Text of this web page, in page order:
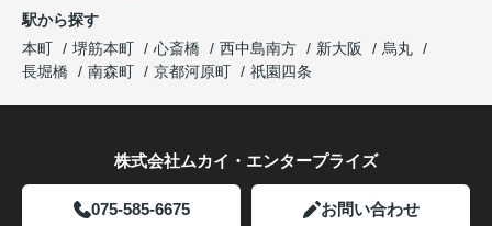
駅から探す
本町
堺筋本町 心斎橋 西中島南方 新大阪
烏丸
長堀橋
南森町 京都河原町 祇園四条
株式会社ムカイ・エンタープライズ
075-585-6675 お問い合わせ